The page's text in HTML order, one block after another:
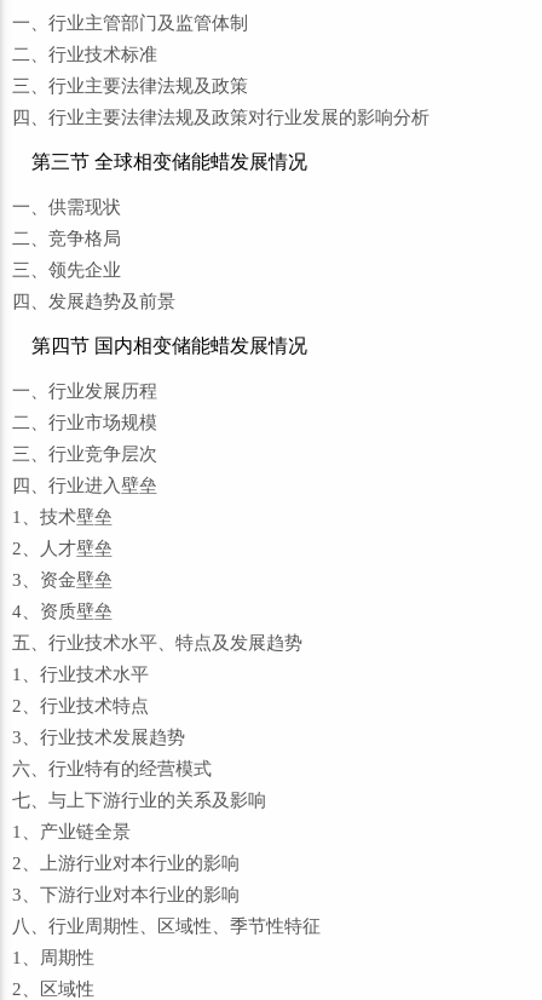
一、行业主管部门及监管体制
二、行业技术标准
三、行业主要法律法规及政策
四、行业主要法律法规及政策对行业发展的影响分析
第三节 全球相变储能蜡发展情况
一、供需现状
二、竞争格局
三、领先企业
四、发展趋势及前景
第四节 国内相变储能蜡发展情况
一、行业发展历程
二、行业市场规模
三、行业竞争层次
四、行业进入壁垒
1、技术壁垒
2、人才壁垒
3、资金壁垒
4、资质壁垒
五、行业技术水平、特点及发展趋势
1、行业技术水平
2、行业技术特点
3、行业技术发展趋势
六、行业特有的经营模式
七、与上下游行业的关系及影响
1、产业链全景
2、上游行业对本行业的影响
3、下游行业对本行业的影响
八、行业周期性、区域性、季节性特征
1、周期性
2、区域性